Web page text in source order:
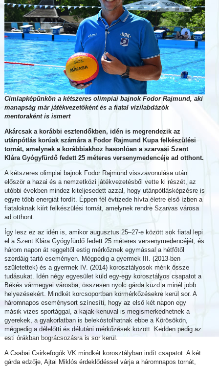
Címlapképünkön a kétszeres olimpiai bajnok Fodor Rajmund, aki
manapság már játékvezetőként és a fiatal vízilabdázók
mentoraként is ismert
Akárcsak a korábbi esztendőkben, idén is megrendezik az
utánpótlás korúak számára a Fodor Rajmund Kupa felkészülési
tornát, amelynek a korábbiakhoz hasonlóan a szarvasi Szent
Klára Gyógyfürdő fedett 25 méteres versenymedencéje ad otthont.
A kétszeres olimpiai bajnok Fodor Rajmund visszavonulása után
először a hazai és a nemzetközi játékvezetésből vette ki részét, az
utóbbi években mindez kiteljesedett azzal, hogy utánpótlásképzésre is
egyre több energiát fordít. Éppen fél évtizede hívta életre első ízben a
fiataloknak kiírt felkészülési tornát, amelynek rendre Szarvas városa
ad otthont.
Így lesz ez az idén is, amikor augusztus 25–27-e között sok fiatal lepi
el a Szent Klára Gyógyfürdő fedett 25 méteres versenymedencéjét, és
három napon át reggeltől estig mérkőznek egymással a hétfőtől
szerdáig tartó eseményen. Mégpedig a gyermek III. (2013-ben
születettek) és a gyermek IV. (2014) korosztályosok mérik össze
tudásukat. Idén négy egyesület küld egy-egy korosztályos csapatot a
Békés vármegyei városba, összesen nyolc gárda küzd a minél jobb
helyezésekért. Mindkét korcsoportban körmérkőzésekre kerül sor. A
háromnapos eseménysort színesíti, hogy az első két napon egy
másik vizes sportággal, a kajak-kenuval is megismerkedhetnek a
gyerekek, a gyakorlatban is belekóstolhatnak ebbe a Körösökön,
mégpedig a délelőtti és délutáni mérkőzések között. Kedden pedig az
esti órákban bográcsozásra is sor kerül.
A Csabai Csirkefogók VK mindkét korosztályban indít csapatot. A két
gárda edzője, Ajtai Miklós érdeklődéssel várja a háromnapos tornát,